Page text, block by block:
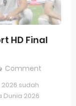
SMA
HD Final
Comment
sudah
Dunia 2026